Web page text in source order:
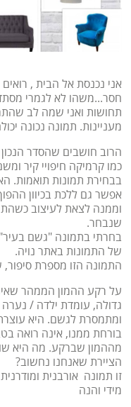
אני נכנסת אל הבית ,
חסר...משהו לא לגמרי
תחושות ואני שמה לב
מעניינות. תמונה נכונה
הרוב חושבים שהסדר
כמו קרמיקה חיפויי קיר
בבחירת תמונות תואמות.
אפשר גם ללכת בכיוון
וממנה לצאת לעיצוב
שנבחר.
בחרתי בתמונה "גשם
של התמונות באתר נויה.
התמונה הזו מספרת
על רקע ההמון הממהר
גדולה, עומדת ילדה / נערה
ומתמסרת לגשם. היא
בורחת ממנו, אינה רואה
מההמון שברקע. מה היא
הציירת שאנחנו נחשוב?
זו תמונה אורבנית
מידי והנה